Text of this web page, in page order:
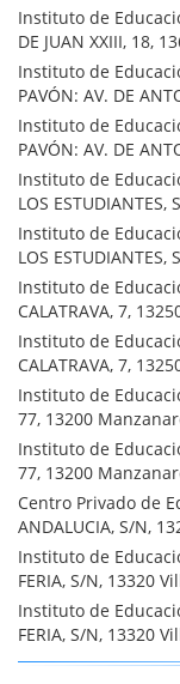
Instituto de
DE JUAN XXIII, 18,
Instituto de
PAVÓN: AV. DE
Instituto de
PAVÓN: AV. DE
Instituto de
LOS
Instituto de
LOS
Instituto de
CALATRAVA, 7,
Instituto de
CALATRAVA, 7,
Instituto de
77, 13200
Instituto de
77, 13200
Centro Privado de
ANDALUCIA, S/N,
Instituto de
FERIA, S/N, 13320
Instituto de
FERIA, S/N, 13320